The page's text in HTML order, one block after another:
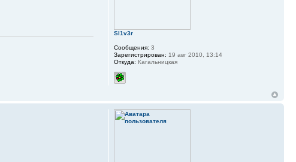
Sl1v3r
Сообщения: 3
Зарегистрирован: 19 авг 2010, 13:14
Откуда: Кагальницкая